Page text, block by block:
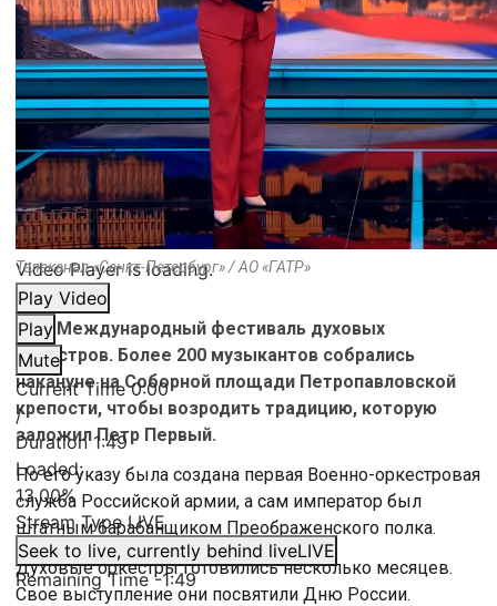
Video Player is loading.
Play Video
Play
Mute
Current Time0:00
/
Duration1:49
Loaded:
13.00%
Stream TypeLIVE
Seek to live, currently behind liveLIVE
Remaining Time-1:49
Телеканал «Санкт-Петербург» / АО «ГАТР»
27-й Международный фестиваль духовых
оркестров. Более 200 музыкантов собрались
накануне на Соборной площади Петропавловской
крепости, чтобы возродить традицию, которую
заложил Петр Первый.
По его указу была создана первая Военно-оркестровая
служба Российской армии, а сам император был
штатным барабанщиком Преображенского полка.
Духовые оркестры готовились несколько месяцев.
Свое выступление они посвятили Дню России.